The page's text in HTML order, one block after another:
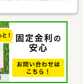
られそうですね！◇
エリア♪・スーパー
22分(約1700m)・
ラッグストアコスモ
まで徒歩28分(約
約1800m)